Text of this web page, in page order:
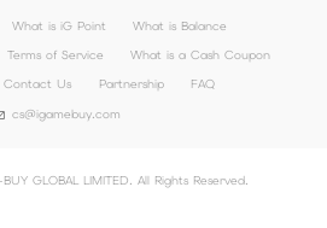
What is iG Point
What is Balance
Terms of Service
What is a Cash Coupon
Contact Us Partnership
FAQ
cs@igamebuy.com
GLOBAL LIMITED. All Rights Reserved.